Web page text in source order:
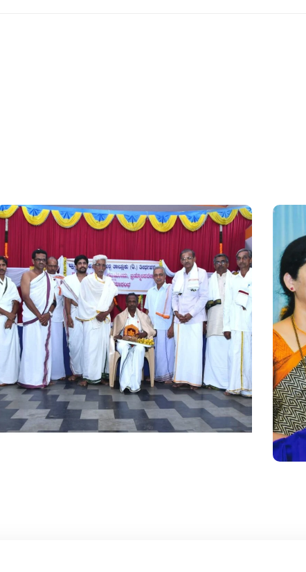
ಶ್ರೀ ಕುಂಟುವಳ್ಳಿ
ದತ್ತಾತ್ರಿಯವರಿಗೆ ಜೀವಮಾನ
ಸಾಧನೆ ಪುರಸ್ಕಾರ
#Gallery